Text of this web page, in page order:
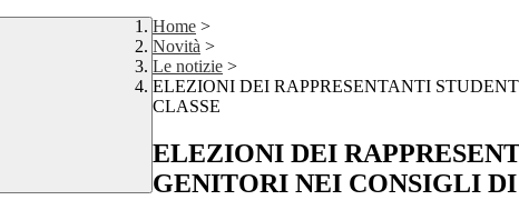
Home >
Novità >
Le notizie >
ELEZIONI DEI RAPPRESENTANTI
CLASSE
ELEZIONI DEI
GENITORI NEI CONSIGLI DI